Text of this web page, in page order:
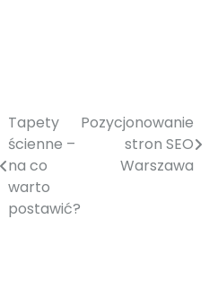
Tapety
ścienne –
na co
warto
postawić?
Pozycjonowanie
stron SEO
Warszawa